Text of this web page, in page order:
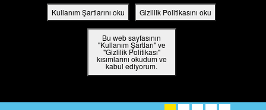
Kullanım Şartlarını oku Gizlilik Politikasını oku
Bu web sayfasının
"Kullanım Şartları" ve
"Gizlilik Politikası"
kısımlarını okudum ve
kabul ediyorum.
Tanrı'yı tanımak ister misin?
Nasıl tanıyacağını bugün öğren!